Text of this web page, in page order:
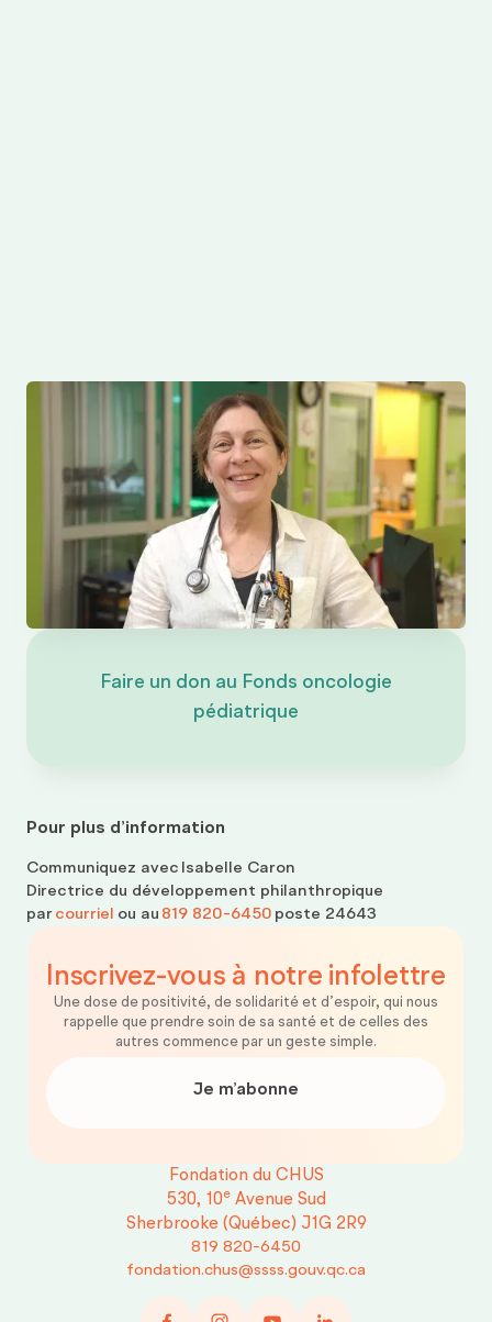
Faire un don au Fonds oncologie
pédiatrique
Pour plus d’information
Communiquez avec Isabelle Caron
Directrice du développement philanthropique
par courriel ou au 819 820-6450 poste 24643
Inscrivez-vous à notre infolettre
Une dose de positivité, de solidarité et d’espoir, qui nous
rappelle que prendre soin de sa santé et de celles des
autres commence par un geste simple.
Je m’abonne
Fondation du CHUS
530, 10eAvenue Sud
Sherbrooke (Québec) J1G 2R9
819 820-6450
fondation.chus@ssss.gouv.qc.ca